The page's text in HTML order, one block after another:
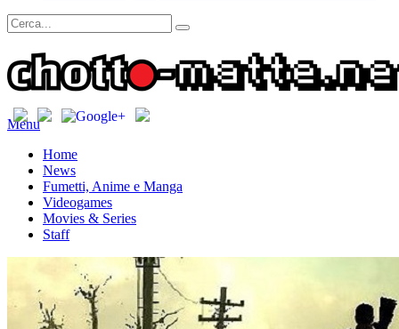
Menu
Home
News
Fumetti, Anime e Manga
Videogames
Movies & Series
Staff